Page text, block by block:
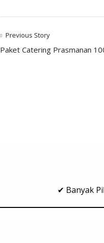
Previous Story
Paket Catering Prasmanan
✔ Banyak